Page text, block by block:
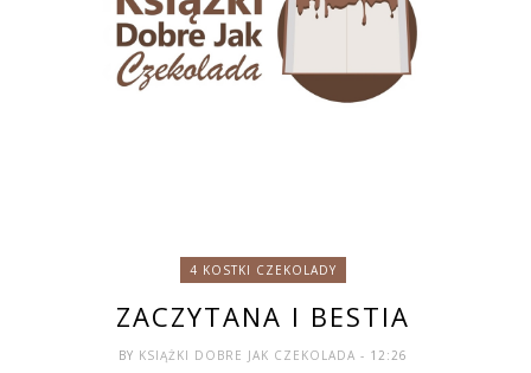
4 KOSTKI CZEKOLADY
ZACZYTANA I BESTIA
BY KSIĄŻKI DOBRE JAK CZEKOLADA - 12:26